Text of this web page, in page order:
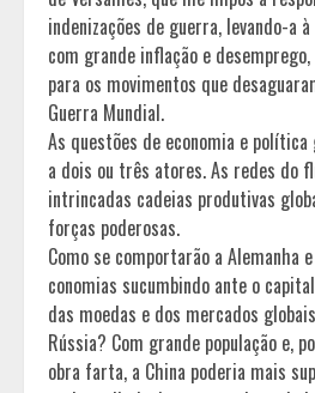
indenizações de guerra, levando-a
com grande inflação e
para os movimentos que
Guerra Mundial.
As questões de economia e
a dois ou três atores. As redes do
intrincadas cadeias produtivas
forças poderosas.
Como se comportarão a Alemanha
conomias sucumbindo ante o
das moedas e dos mercados
Rússia? Com grande população e,
obra farta, a China poderia mais